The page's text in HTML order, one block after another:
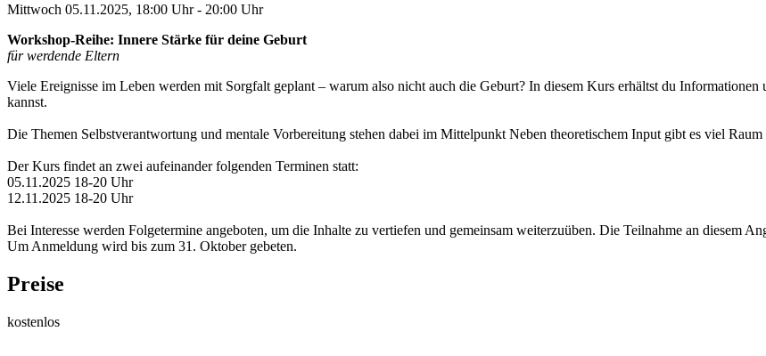
Mittwoch 05.11.2025, 18:00 Uhr - 20:00 Uhr
Workshop-Reihe: Innere Stärke für deine Geburt
für werdende Eltern
Viele Ereignisse im Leben werden mit Sorgfalt geplant – warum also nicht auch die Geburt? In diesem Kurs erhältst du
kannst.
Die Themen Selbstverantwortung und mentale Vorbereitung stehen dabei im Mittelpunkt Neben theoretischem Input gibt es viel
Der Kurs findet an zwei aufeinander folgenden Terminen statt:
05.11.2025 18-20 Uhr
12.11.2025 18-20 Uhr
Bei Interesse werden Folgetermine angeboten, um die Inhalte zu vertiefen und gemeinsam weiterzuüben. Die Teilnahme an diesem
Um Anmeldung wird bis zum 31. Oktober gebeten.
Preise
kostenlos